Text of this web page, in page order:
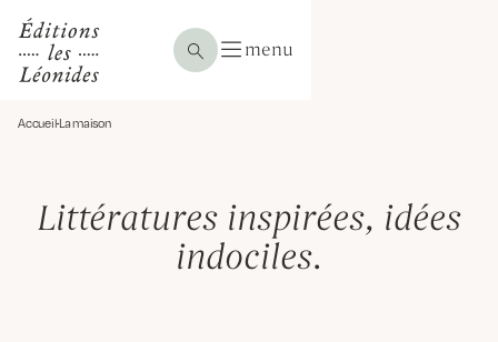
menu
AccueilLa maison
Littératures inspirées, idées
indociles.